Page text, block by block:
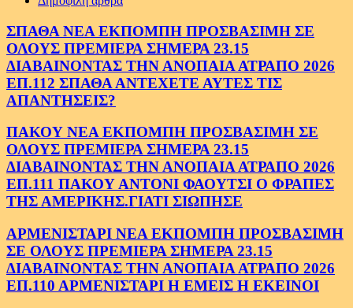
ΣΠΑΘΑ ΝΕΑ ΕΚΠΟΜΠΗ ΠΡΟΣΒΑΣΙΜΗ ΣΕ
ΟΛΟΥΣ ΠΡΕΜΙΕΡΑ ΣΗΜΕΡΑ 23.15
ΔΙΑΒΑΙΝΟΝΤΑΣ ΤΗΝ ΑΝΟΠΑΙΑ ΑΤΡΑΠΟ 2026
ΕΠ.112 ΣΠΑΘΑ ΑΝΤΕΧΕΤΕ ΑΥΤΕΣ ΤΙΣ
ΑΠΑΝΤΗΣΕΙΣ?
ΠΑΚΟΥ ΝΕΑ ΕΚΠΟΜΠΗ ΠΡΟΣΒΑΣΙΜΗ ΣΕ
ΟΛΟΥΣ ΠΡΕΜΙΕΡΑ ΣΗΜΕΡΑ 23.15
ΔΙΑΒΑΙΝΟΝΤΑΣ ΤΗΝ ΑΝΟΠΑΙΑ ΑΤΡΑΠΟ 2026
ΕΠ.111 ΠΑΚΟΥ ΑΝΤΟΝΙ ΦΑΟΥΤΣΙ Ο ΦΡΑΠΕΣ
ΤΗΣ ΑΜΕΡΙΚΗΣ.ΓΙΑΤΙ ΣΙΩΠΗΣΕ
ΑΡΜΕΝΙΣΤΑΡΙ ΝΕΑ ΕΚΠΟΜΠΗ ΠΡΟΣΒΑΣΙΜΗ
ΣΕ ΟΛΟΥΣ ΠΡΕΜΙΕΡΑ ΣΗΜΕΡΑ 23.15
ΔΙΑΒΑΙΝΟΝΤΑΣ ΤΗΝ ΑΝΟΠΑΙΑ ΑΤΡΑΠΟ 2026
ΕΠ.110 ΑΡΜΕΝΙΣΤΑΡΙ Η ΕΜΕΙΣ Η ΕΚΕΙΝΟΙ